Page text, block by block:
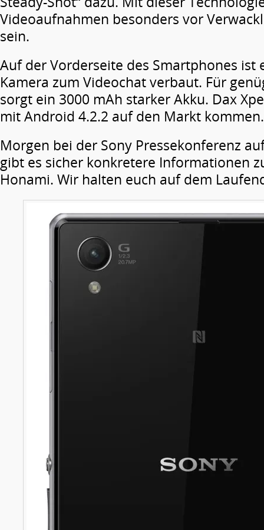
Videoaufnahmen besonders vor
sein.
Auf der Vorderseite des Smartphones ist
Kamera zum Videochat verbaut. Für
sorgt ein 3000 mAh starker Akku. Dax
mit Android 4.2.2 auf den Markt kommen.
Morgen bei der Sony Pressekonferenz
gibt es sicher konkretere Informationen
Honami. Wir halten euch auf dem